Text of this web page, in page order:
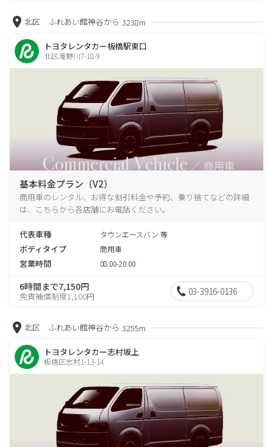
北区 ふれあい館神谷から 3238m
トヨタレンタカー板橋駅東口
北区滝野川7-18-9
基本料金プラン（V2）
商用車のレンタル、お得な割引料金や予約、乗り捨てなどの詳細
は、こちらから各店舗にお電話ください。
代表車種 タウンエースバン 等
ボディタイプ 商用車
営業時間 08:00-20:00
6時間まで7,150円
免責補償制度1,100円 03-3916-0136
北区 ふれあい館神谷から 3255m
トヨタレンタカー志村坂上
板橋区志村1-13-14